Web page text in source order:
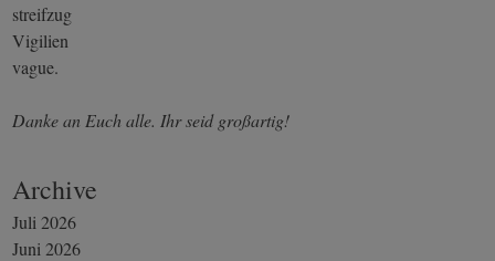
streifzug
Vigilien
vague.
Danke an Euch alle. Ihr seid großartig!
Archive
Juli 2026
Juni 2026